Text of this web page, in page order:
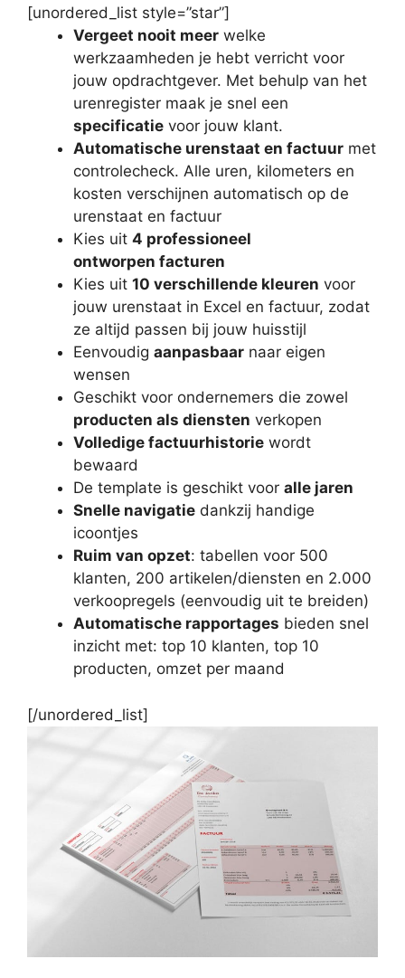
[unordered_list style=”star”]
Vergeet nooit meer welke
werkzaamheden je hebt verricht voor
jouw opdrachtgever. Met behulp van het
urenregister maak je snel een
specificatie voor jouw klant.
Automatische urenstaat en factuur met
controlecheck. Alle uren, kilometers en
kosten verschijnen automatisch op de
urenstaat en factuur
Kies uit 4 professioneel
ontworpen facturen
Kies uit 10 verschillende kleuren voor
jouw urenstaat in Excel en factuur, zodat
ze altijd passen bij jouw huisstijl
Eenvoudig aanpasbaar naar eigen
wensen
Geschikt voor ondernemers die zowel
producten als diensten verkopen
Volledige factuurhistorie wordt
bewaard
De template is geschikt voor alle jaren
Snelle navigatie dankzij handige
icoontjes
Ruim van opzet: tabellen voor 500
klanten, 200 artikelen/diensten en 2.000
verkoopregels (eenvoudig uit te breiden)
Automatische rapportages bieden snel
inzicht met: top 10 klanten, top 10
producten, omzet per maand
[/unordered_list]